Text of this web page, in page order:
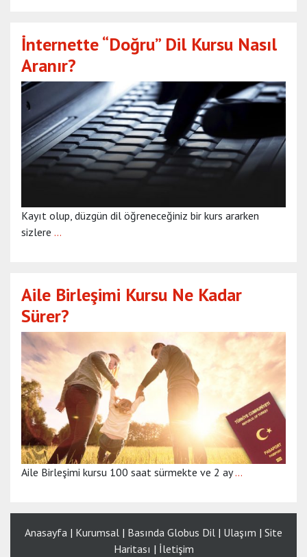
İnternette “Doğru” Dil Kursu Nasıl
Aranır?
Kayıt olup, düzgün dil öğreneceğiniz bir kurs ararken
sizlere …
Aile Birleşimi Kursu Ne Kadar
Sürer?
Aile Birleşimi kursu 100 saat sürmekte ve 2 ay…
Anasayfa | Kurumsal | Basında Globus Dil | Ulaşım | Site
Haritası | İletişim